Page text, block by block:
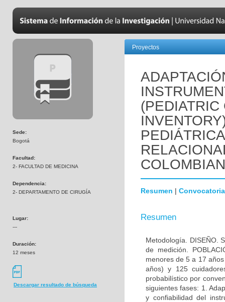
Sede:
Bogotá
Facultad:
2- FACULTAD DE MEDICINA
Dependencia:
2- DEPARTAMENTO DE CIRUGÍA
Lugar:
---
Duración:
12 meses
Descargar resultado de búsqueda
Proyectos
Resumen | Convocatoria
Resumen
Metodología. DISEÑO.
de medición.
menores de 5 a 17
años) y 125
probabilístico por
siguientes fases: 1.
y confiabilidad del